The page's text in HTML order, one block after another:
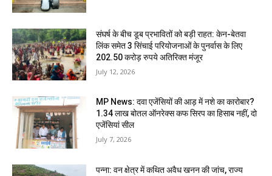
संघर्ष के बीच डूब प्रभावितों को बड़ी राहत: केन-बेतवा
लिंक समेत 3 सिंचाई परियोजनाओं के पुनर्वास के लिए
202.50 करोड़ रुपये अतिरिक्त मंजूर
July 12, 2026
MP News: दवा एजेंसियों की आड़ में नशे का कारोबार?
1.34 लाख बोतल ऑनरेक्स कफ सिरप का हिसाब नहीं, दो
एजेंसियां सील
July 7, 2026
पन्ना: वन क्षेत्र में कथित अवैध खनन की जांच, राज्य